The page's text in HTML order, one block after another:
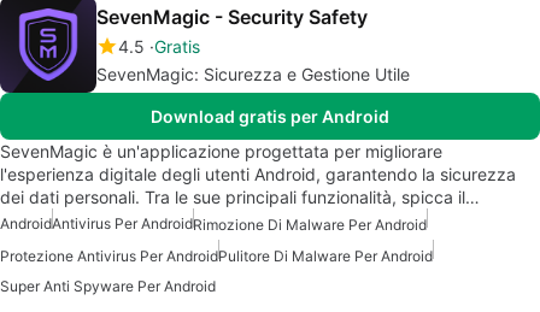
SevenMagic - Security Safety
4.5 Gratis
SevenMagic: Sicurezza e Gestione Utile
Download gratis per Android
SevenMagic è un'applicazione progettata per migliorare
l'esperienza digitale degli utenti Android, garantendo la sicurezza
dei dati personali. Tra le sue principali funzionalità, spicca il…
AndroidAntivirus Per AndroidRimozione Di Malware Per Android
Protezione Antivirus Per AndroidPulitore Di Malware Per Android
Super Anti Spyware Per Android